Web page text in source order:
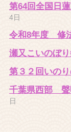
第64回全国日
4日
令和8年度 修
瀬又こいのぼ
第３２回いの
千葉県西部
日